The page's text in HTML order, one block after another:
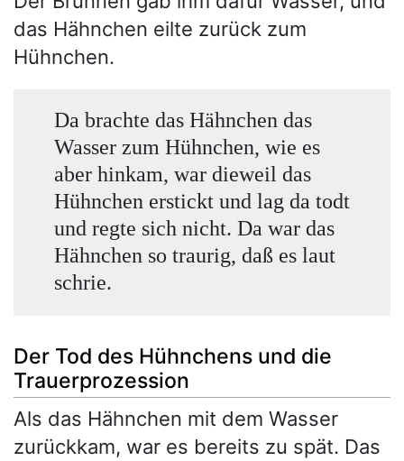
das Hähnchen eilte zurück zum
Hühnchen.
Da brachte das Hähnchen das
Wasser zum Hühnchen, wie es
aber hinkam, war dieweil das
Hühnchen erstickt und lag da todt
und regte sich nicht. Da war das
Hähnchen so traurig, daß es laut
schrie.
Der Tod des Hühnchens und die
Trauerprozession
Als das Hähnchen mit dem Wasser
zurückkam, war es bereits zu spät. Das